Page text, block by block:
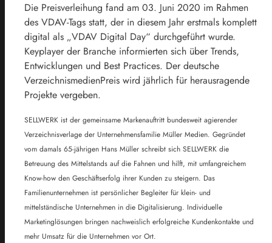
Die Preisverleihung fand am 03. Juni 2020 im Rahmen
des VDAV-Tags statt, der in diesem Jahr erstmals komplett
digital als „VDAV Digital Day“ durchgeführt wurde.
Keyplayer der Branche informierten sich über Trends,
Entwicklungen und Best Practices. Der deutsche
VerzeichnismedienPreis wird jährlich für herausragende
Projekte vergeben.
SELLWERK ist der gemeinsame Markenauftritt bundesweit agierender
Verzeichnisverlage der Unternehmensfamilie Müller Medien. Gegründet
vom damals 65-jährigen Hans Müller schreibt sich SELLWERK die
Betreuung des Mittelstands auf die Fahnen und hilft, mit umfangreichem
Know-how den Geschäftserfolg ihrer Kunden zu steigern. Das
Familienunternehmen ist persönlicher Begleiter für klein- und
mittelständische Unternehmen in die Digitalisierung. Individuelle
Marketinglösungen bringen nachweislich erfolgreiche Kundenkontakte und
mehr Umsatz für die Unternehmen vor Ort.